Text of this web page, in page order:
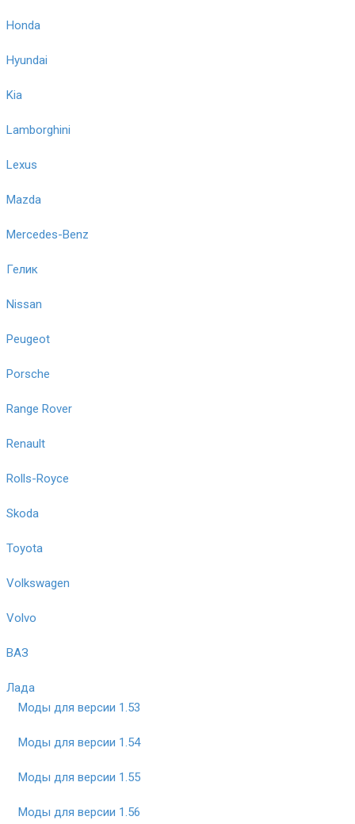
Honda
Hyundai
Kia
Lamborghini
Lexus
Mazda
Mercedes-Benz
Гелик
Nissan
Peugeot
Porsche
Range Rover
Renault
Rolls-Royce
Skoda
Toyota
Volkswagen
Volvo
ВАЗ
Лада
Моды для версии 1.53
Моды для версии 1.54
Моды для версии 1.55
Моды для версии 1.56